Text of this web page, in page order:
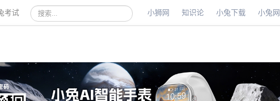
考试 站
搜
索
小狮网 知识论 小兔下载 小兔网